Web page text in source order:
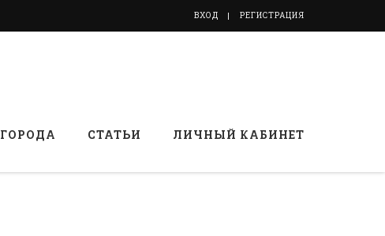
ВХОД РЕГИСТРАЦИЯ
ГОРОДА СТАТЬИ ЛИЧНЫЙ КАБИНЕТ